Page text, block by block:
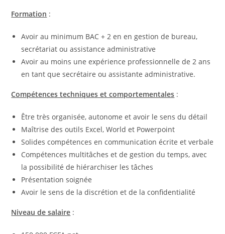
Formation :
Avoir au minimum BAC + 2 en en gestion de bureau,
secrétariat ou assistance administrative
Avoir au moins une expérience professionnelle de 2 ans
en tant que secrétaire ou assistante administrative.
Compétences techniques et comportementales :
Être très organisée, autonome et avoir le sens du détail
Maîtrise des outils Excel, World et Powerpoint
Solides compétences en communication écrite et verbale
Compétences multitâches et de gestion du temps, avec
la possibilité de hiérarchiser les tâches
Présentation soignée
Avoir le sens de la discrétion et de la confidentialité
Niveau de salaire :